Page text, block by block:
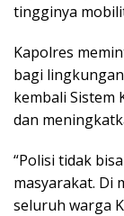
tingginya
Kapolres
bagi
kembali Sistem
dan
“Polisi tidak
masyarakat. Di
seluruh warga